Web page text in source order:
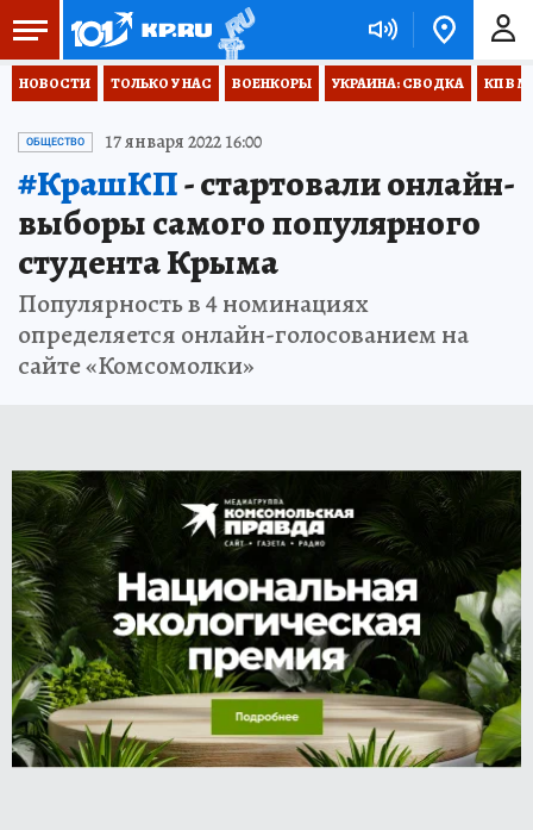
НОВОСТИ ТОЛЬКО У НАС ВОЕНКОРЫ УКРАИНА: СВОДКА КП В
ОБЩЕСТВО 17 января 2022 16:00
#КрашКП- стартовали онлайн-
выборы самого популярного
студента Крыма
Популярность в 4 номинациях
определяется онлайн-голосованием на
сайте «Комсомолки»